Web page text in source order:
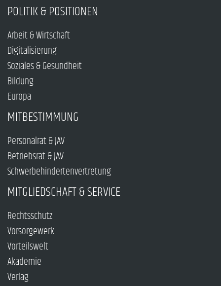
POLITIK & POSITIONEN
Arbeit & Wirtschaft
Digitalisierung
Soziales & Gesundheit
Bildung
Europa
MITBESTIMMUNG
Personalrat & JAV
Betriebsrat & JAV
Schwerbehindertenvertretung
MITGLIEDSCHAFT & SERVICE
Rechtsschutz
Vorsorgewerk
Vorteilswelt
Akademie
Verlag